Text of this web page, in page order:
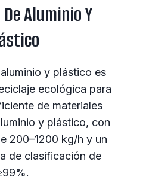
Aluminio Y
y plástico es
ecológica para
de materiales
y plástico, con
200–1200 kg/h y un
de clasificación de